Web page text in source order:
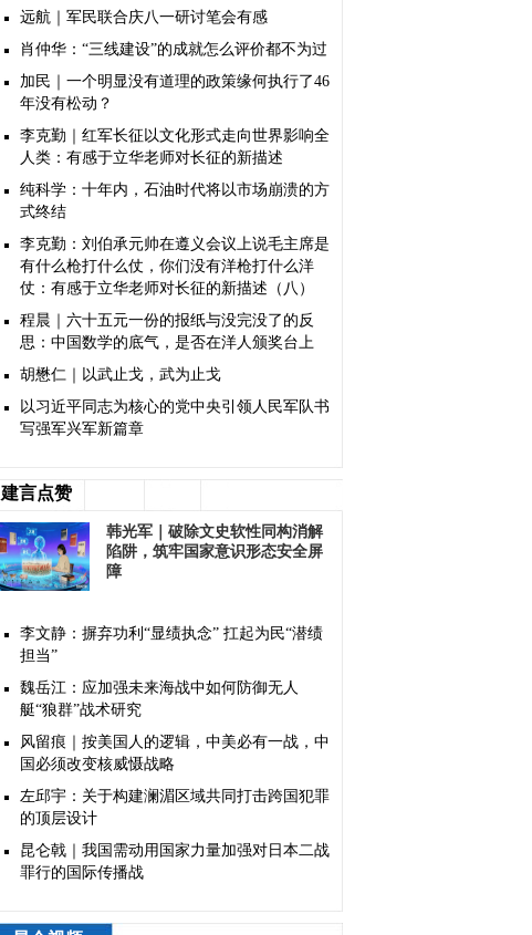
远航｜军民联合庆八一研讨笔会有感
肖仲华：“三线建设”的成就怎么评价都不为过
加民｜一个明显没有道理的政策缘何执行了46
年没有松动？
李克勤｜红军长征以文化形式走向世界影响全
人类：有感于立华老师对长征的新描述
纯科学：十年内，石油时代将以市场崩溃的方
式终结
李克勤：刘伯承元帅在遵义会议上说毛主席是
有什么枪打什么仗，你们没有洋枪打什么洋
仗：有感于立华老师对长征的新描述（八）
程晨｜六十五元一份的报纸与没完没了的反
思：中国数学的底气，是否在洋人颁奖台上
胡懋仁｜以武止戈，武为止戈
以习近平同志为核心的党中央引领人民军队书
写强军兴军新篇章
建言点赞
韩光军｜破除文史软性同构消解
陷阱，筑牢国家意识形态安全屏
障
李文静：摒弃功利“显绩执念” 扛起为民“潜绩
担当”
魏岳江：应加强未来海战中如何防御无人
艇“狼群”战术研究
风留痕｜按美国人的逻辑，中美必有一战，中
国必须改变核威慑战略
左邱宇：关于构建澜湄区域共同打击跨国犯罪
的顶层设计
昆仑戟｜我国需动用国家力量加强对日本二战
罪行的国际传播战